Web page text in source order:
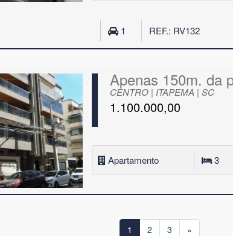
1
REF.: RV132
Apenas 150m. da
CENTRO | ITAPEMA | SC
1.100.000,00
Apartamento 3
1 2 3 »